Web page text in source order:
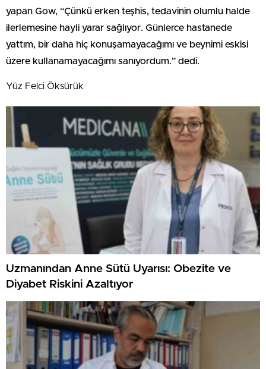
yapan Gow, “Çünkü erken teşhis, tedavinin olumlu halde
ilerlemesine hayli yarar sağlıyor. Günlerce hastanede
yattım, bir daha hiç konuşamayacağımı ve beynimi eskisi
üzere kullanamayacağımı sanıyordum.” dedi.
Yüz Felci Öksürük
Uzmanından Anne Sütü Uyarısı: Obezite ve
Diyabet Riskini Azaltıyor